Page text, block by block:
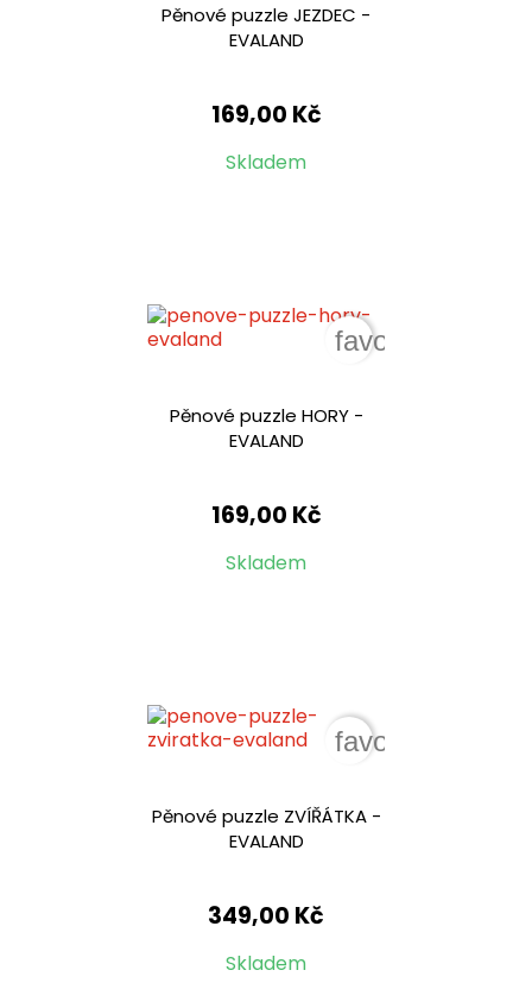
Pěnové puzzle JEZDEC -
EVALAND
169,00 Kč
Skladem
Pěnové puzzle HORY -
EVALAND
169,00 Kč
Skladem
favorite_border
Pěnové puzzle ZVÍŘÁTKA -
EVALAND
349,00 Kč
Skladem
favorite_border